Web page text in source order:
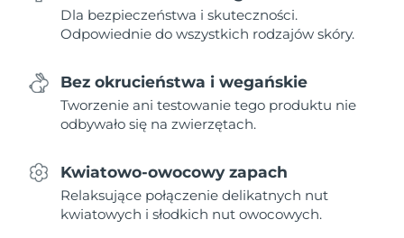
Dla bezpieczeństwa i skuteczności.
Odpowiednie do wszystkich rodzajów skóry.
Bez okrucieństwa i wegańskie
Tworzenie ani testowanie tego produktu nie
odbywało się na zwierzętach.
Kwiatowo-owocowy zapach
Relaksujące połączenie delikatnych nut
kwiatowych i słodkich nut owocowych.
Holandia
Oczekiwany czas dostawy
Nowa Zelandia
Oczekiwany czas dostawy
8/12/26
Oman
Oczekiwany czas dostawy